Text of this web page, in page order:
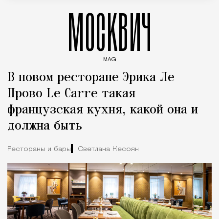
МОСКВИЧ
MAG
В новом ресторане Эрика Ле
Прово Le Carre такая
французская кухня, какой она и
должна быть
Рестораны и бары Светлана Кесоян